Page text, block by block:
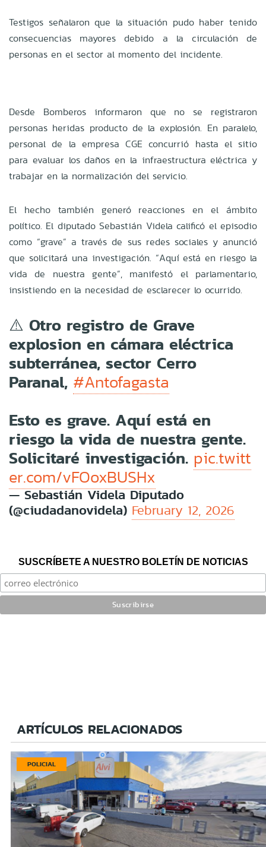
Testigos señalaron que la situación pudo haber tenido
consecuencias mayores debido a la circulación de
personas en el sector al momento del incidente.
Desde Bomberos informaron que no se registraron
personas heridas producto de la explosión. En paralelo,
personal de la empresa CGE concurrió hasta el sitio
para evaluar los daños en la infraestructura eléctrica y
trabajar en la normalización del servicio.
El hecho también generó reacciones en el ámbito
político. El diputado Sebastián Videla calificó el episodio
como “grave” a través de sus redes sociales y anunció
que solicitará una investigación. “Aquí está en riesgo la
vida de nuestra gente”, manifestó el parlamentario,
insistiendo en la necesidad de esclarecer lo ocurrido.
⚠️ Otro registro de Grave
explosion en cámara eléctrica
subterránea, sector Cerro
Paranal, #Antofagasta
Esto es grave. Aquí está en
riesgo la vida de nuestra gente.
Solicitaré investigación. pic.twitt
er.com/vFOoxBUSHx
— Sebastián Videla Diputado
(@ciudadanovidela) February 12, 2026
SUSCRÍBETE A NUESTRO BOLETÍN DE NOTICIAS
ARTÍCULOS RELACIONADOS
POLICIAL